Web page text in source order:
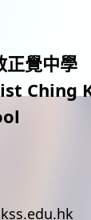
正覺中學
Ching